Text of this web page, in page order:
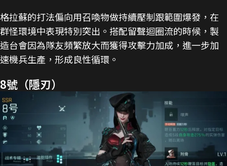
格拉蘇的打法偏向用召喚物做持續壓制跟範圍爆發，在
群怪環境中表現特別突出。搭配留聲迴圈流的時候，製
造台會因為隊友頻繁放大而獲得攻擊力加成，進一步加
速機兵生產，形成良性循環。
8號（隱刃）